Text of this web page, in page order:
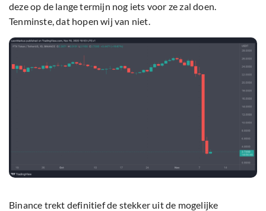
deze op de lange termijn nog iets voor ze zal doen.
Tenminste, dat hopen wij van niet.
Binance trekt definitief de stekker uit de mogelijke